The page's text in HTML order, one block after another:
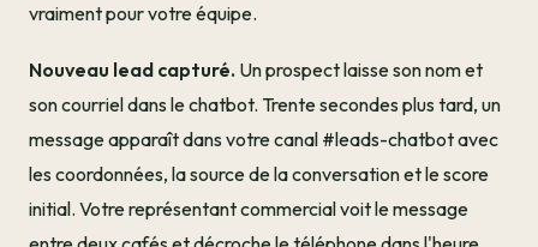
vraiment pour votre équipe.
Nouveau lead capturé. Un prospect laisse son nom et
son courriel dans le chatbot. Trente secondes plus tard, un
message apparaît dans votre canal #leads-chatbot avec
les coordonnées, la source de la conversation et le score
initial. Votre représentant commercial voit le message